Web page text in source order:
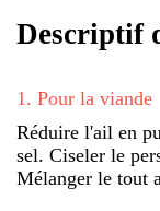
Descriptif
1 . Pour la viande
Réduire l'ail en
sel. Ciseler le
Mélanger le tout